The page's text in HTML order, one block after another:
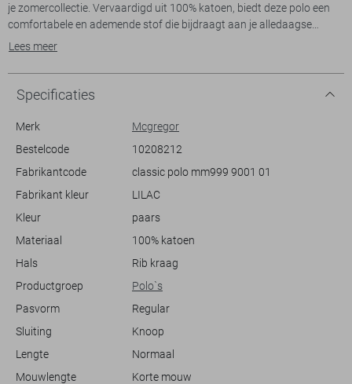
je zomercollectie. Vervaardigd uit 100% katoen, biedt deze polo een
comfortabele en ademende stof die bijdraagt aan je alledaagse
draagcomfort. De regular fit en korte mouwen zorgen voor een
verfijnen. Het subtiele MCG-logo op de borst voegt een extra vleugje
stijl toe aan het geheel.
Dankzij het normale model is deze polo ideaal voor zowel informele
een dagje uit, of combineer hem met een chino voor een stijlvolle
zomerse barbecue. De zachte lilac tint maakt hem gemakkelijk te
combineren met verschillende kleuren in je garderobe. Of je nu naar
McGregor polo past zich moeiteloos aan je plannen aan.
Lees meer
Specificaties
Merk
Mcgregor
Bestelcode
10208212
Fabrikantcode
classic polo mm999 9001 01
Fabrikant kleur
LILAC
Kleur
paars
Materiaal
100% katoen
Hals
Rib kraag
Productgroep
Polo`s
Pasvorm
Regular
Sluiting
Knoop
Lengte
Normaal
Mouwlengte
Korte mouw